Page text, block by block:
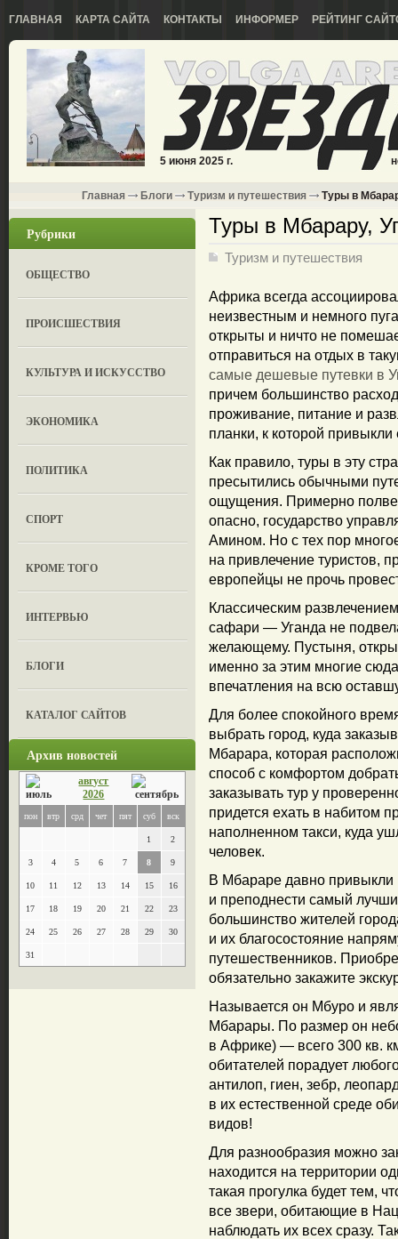
ГЛАВНАЯ КАРТА САЙТА КОНТАКТЫ ИНФОРМЕР РЕЙТИНГ
5 июня 2025 г.
Главная Блоги Туризм и путешествия Туры в
Рубрики
ОБЩЕСТВО
ПРОИСШЕСТВИЯ
КУЛЬТУРА И ИСКУССТВО
ЭКОНОМИКА
ПОЛИТИКА
СПОРТ
КРОМЕ ТОГО
ИНТЕРВЬЮ
БЛОГИ
КАТАЛОГ САЙТОВ
Архив новостей
август
2026
пон втр срд чет пят суб вск
1 2
3 4 5 6 7 8 9
10 11 12 13 14 15 16
17 18 19 20 21 22 23
24 25 26 27 28 29 30
31
Туры в Мбарару,
Туризм и путешествия
Африка всегда
неизвестным и немного
открыты и ничто не
отправиться на отдых в
самые дешевые путевки в
причем большинство
проживание, питание и
планки, к которой
Как правило, туры в эту
пресытились обычными
ощущения. Примерно
опасно, государство
Амином. Но с тех пор
на привлечение туристов,
европейцы не прочь
Классическим
сафари — Уганда не
желающему. Пустыня,
именно за этим многие
впечатления на всю
Для более спокойного
выбрать город, куда
Мбарара, которая
способ с комфортом
заказывать тур у
придется ехать в набитом
наполненном такси, куда
человек.
В Мбараре давно привыкли
и преподнести самый
большинство жителей
и их благосостояние
путешественников.
обязательно закажите
Называется он Мбуро и
Мбарары. По размер он
в Африке) — всего 300 кв.
обитателей порадует
антилоп, гиен, зебр,
в их естественной среде
видов!
Для разнообразия можно
находится на территории
такая прогулка будет тем,
все звери, обитающие в
наблюдать их всех сразу.